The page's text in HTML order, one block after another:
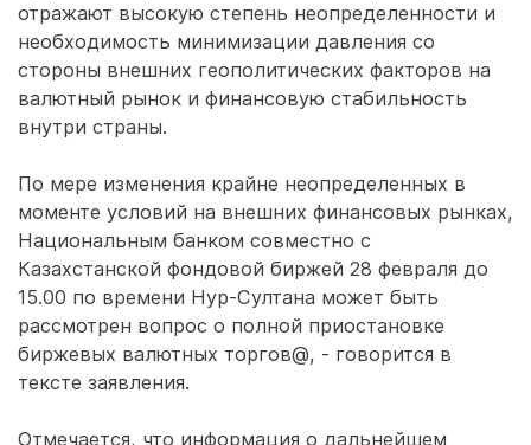
отражают высокую степень неопределенности и
необходимость минимизации давления со
стороны внешних геополитических факторов на
валютный рынок и финансовую стабильность
внутри страны.
По мере изменения крайне неопределенных в
моменте условий на внешних финансовых рынках,
Национальным банком совместно с
Казахстанской фондовой биржей 28 февраля до
15.00 по времени Нур-Султана может быть
рассмотрен вопрос о полной приостановке
биржевых валютных торгов@, - говорится в
тексте заявления.
Отмечается, что информация о дальнейшем